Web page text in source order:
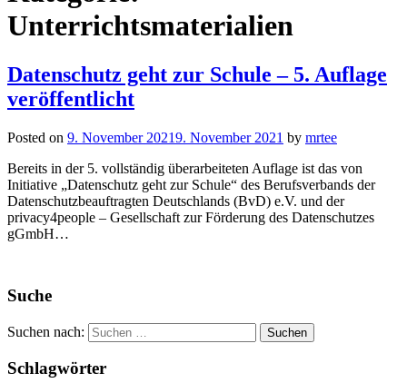
Unterrichtsmaterialien
Datenschutz geht zur Schule – 5. Auflage
veröffentlicht
Posted on 9. November 20219. November 2021 by mrtee
Bereits in der 5. vollständig überarbeiteten Auflage ist das von
Initiative „Datenschutz geht zur Schule“ des Berufsverbands der
Datenschutzbeauftragten Deutschlands (BvD) e.V. und der
privacy4people – Gesellschaft zur Förderung des Datenschutzes
gGmbH…
Suche
Suchen nach:
Schlagwörter